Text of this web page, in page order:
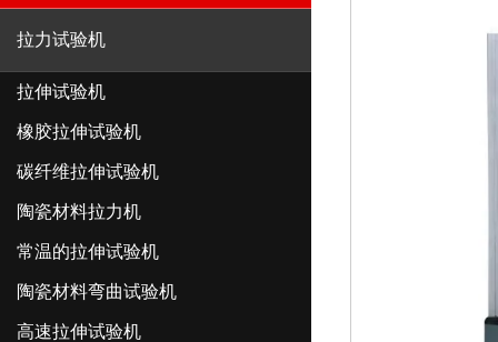
拉力试验机
拉伸试验机
橡胶拉伸试验机
碳纤维拉伸试验机
陶瓷材料拉力机
常温的拉伸试验机
陶瓷材料弯曲试验机
高速拉伸试验机